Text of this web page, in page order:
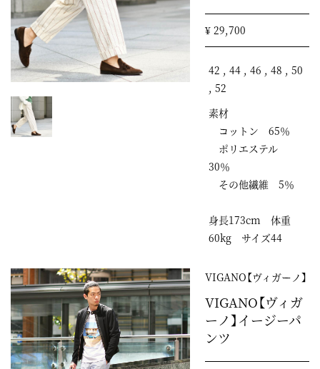
¥ 29,700
42 , 44 , 46 , 48 , 50
, 52
素材
コットン 65％
ポリエステル
30％
その他繊維 5％
身長173cm 体重
60kg サイズ44
VIGANO【ヴィガーノ】
VIGANO【ヴィガ
ーノ】イージーパ
ンツ